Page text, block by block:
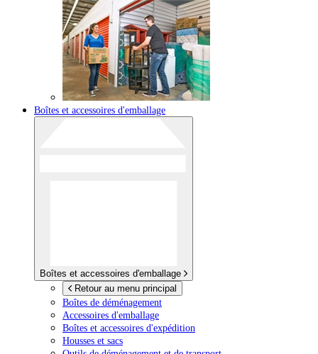
Boîtes et accessoires d'emballage
Boîtes et accessoires d'emballage
Retour au menu principal
Boîtes de déménagement
Accessoires d'emballage
Boîtes et accessoires d'expédition
Housses et sacs